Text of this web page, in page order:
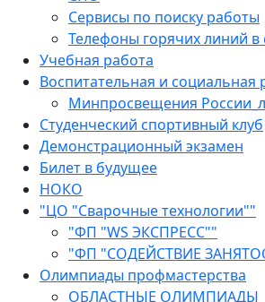
Сервисы по поиску работы
Телефоны горячих линий
Учебная работа
Воспитательная и социальная
Минпросвещения
Студенческий спортивный клуб
Демонстрационный экзамен
Билет в будущее
НОКО
"ЦО "Сварочные технологии""
"ФП "WS ЭКСПРЕСС""
"ФП "СОДЕЙСТВИЕ
Олимпиады профмастерства
ОБЛАСТНЫЕ ОЛИМПИАДЫ